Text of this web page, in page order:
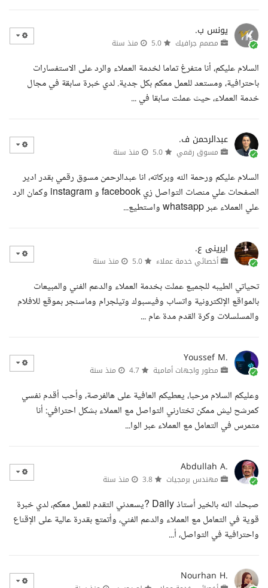
يونس ب.
مصمم جرافيك منذ سنة
السلام عليكم، أنا متفرغ تماما لخدمة العملاء والرد على الاستفسارات
باحترافية، ومستعد للعمل معكم بكل جدية. لدي خبرة سابقة في مجال
خدمة العملاء، حيث عملت سابقا في ...
عبدالرحمن ف.
مسوق رقمي منذ سنة
السلام عليكم ورحمة الله وبركاته، انا عبدالرحمن مسوق رقمي بقدر ادير
الصفحات علي منصات التواصل زي facebook و instagram وكمان الرد
علي العملاء عبر whatsapp واستطيع...
ايرينى ع.
أخصائي خدمة عملاء منذ سنة
تحياتي الطيبه للجميع عملت بخدمة العملاء والدعم الفني والمبيعات
بالمواقع الإلكترونية واتساب وفيسبوك وتيلجرام وماسنجر بموقع للافلام
والمسلسلات وكرة القدم مدة عام ...
Youssef M.
مطور واجهات أمامية منذ سنة
وعليكم السلام مرحبا، يعطيكم العافية على هالفرصة، وأحب أقدم نفسي
كمرشح ليش ممكن تختارني التواصل مع العملاء بشكل احترافي: أنا
متمرس في التعامل مع العملاء عبر الوا...
Abdullah A.
مهندس برمجيات منذ سنة
صبحك الله بالخير أستاذ Daily ?يسعدني التقدم للعمل معكم، لدي خبرة
قوية في التعامل مع العملاء والدعم الفني، وأتمتع بقدرة عالية على الإقناع
واحترافية في التواصل، أ...
Nourhan H.